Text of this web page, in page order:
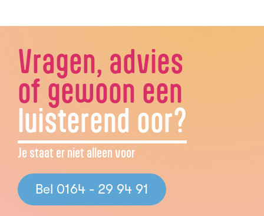
Vragen, advies
of gewoon een
luisterend oor?
Je staat er niet alleen voor
Bel 0164 - 29 94 91